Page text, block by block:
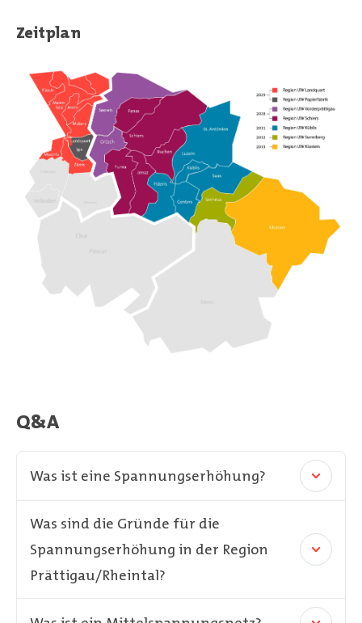
Zeitplan
Q&A
Was ist eine Spannungserhöhung?
Was sind die Gründe für die
Spannungserhöhung in der Region
Prättigau/Rheintal?